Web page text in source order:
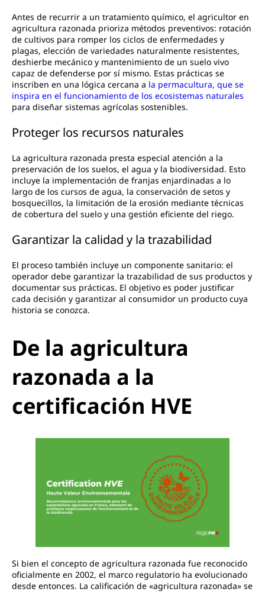
Antes de recurrir a un tratamiento químico, el agricultor en
agricultura razonada prioriza métodos preventivos: rotación
de cultivos para romper los ciclos de enfermedades y
plagas, elección de variedades naturalmente resistentes,
deshierbe mecánico y mantenimiento de un suelo vivo
capaz de defenderse por sí mismo. Estas prácticas se
inscriben en una lógica cercana a la permacultura, que se
inspira en el funcionamiento de los ecosistemas naturales
para diseñar sistemas agrícolas sostenibles.
Proteger los recursos naturales
La agricultura razonada presta especial atención a la
preservación de los suelos, el agua y la biodiversidad. Esto
incluye la implementación de franjas enjardinadas a lo
largo de los cursos de agua, la conservación de setos y
bosquecillos, la limitación de la erosión mediante técnicas
de cobertura del suelo y una gestión eficiente del riego.
Garantizar la calidad y la trazabilidad
El proceso también incluye un componente sanitario: el
operador debe garantizar la trazabilidad de sus productos y
documentar sus prácticas. El objetivo es poder justificar
cada decisión y garantizar al consumidor un producto cuya
historia se conozca.
De la agricultura
razonada a la
certificación HVE
Si bien el concepto de agricultura razonada fue reconocido
oficialmente en 2002, el marco regulatorio ha evolucionado
desde entonces. La calificación de «agricultura razonada» se